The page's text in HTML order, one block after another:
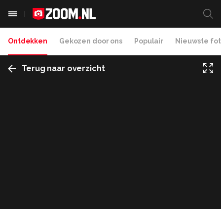
Ontdekken Gekozen door ons Populair Nieuwste
Terug naar overzicht